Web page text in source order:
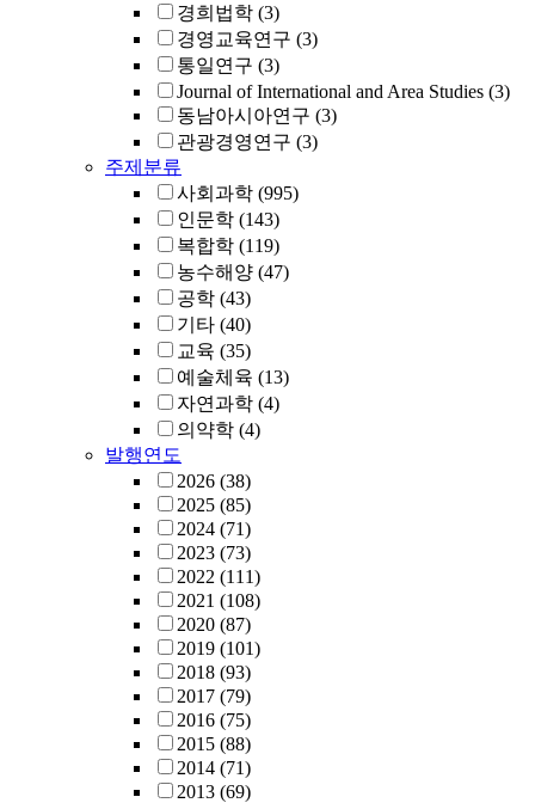
경희법학 (3)
경영교육연구 (3)
통일연구 (3)
Journal of International and Area Studies (3)
동남아시아연구 (3)
관광경영연구 (3)
주제분류
사회과학 (995)
인문학 (143)
복합학 (119)
농수해양 (47)
공학 (43)
기타 (40)
교육 (35)
예술체육 (13)
자연과학 (4)
의약학 (4)
발행연도
2026 (38)
2025 (85)
2024 (71)
2023 (73)
2022 (111)
2021 (108)
2020 (87)
2019 (101)
2018 (93)
2017 (79)
2016 (75)
2015 (88)
2014 (71)
2013 (69)